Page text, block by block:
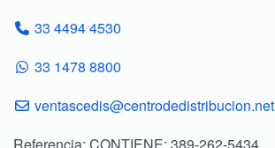
33 4494 4530
33 1478 8800
ventascedis@centrodedistribucion.net